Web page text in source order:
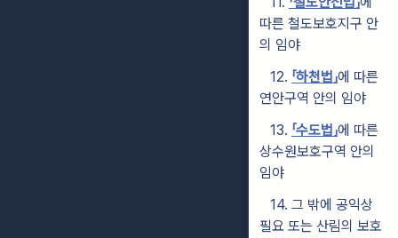
따른 철도보호지구 안
의 임야
12. 「하천법」에 따른
연안구역 안의 임야
13. 「수도법」에 따른
상수원보호구역 안의
임야
14. 그 밖에 공익상
필요 또는 산림의 보호